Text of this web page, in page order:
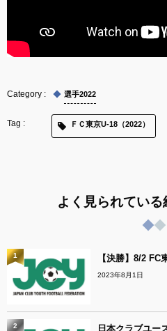
選手2022
ＦＣ東京U-18（2022）
よく見られてい
【決勝】8/2 FC
2023年8月1日
1
日本クラブユー
2